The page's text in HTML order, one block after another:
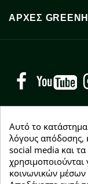
ΑΡΧΈΣ
Facebook
NEWSLETTER
Εγγραφείτε
λάβετε τα νέα
Αυτό το
λόγους απόδοσης,
social media και
χρησιμοποιούνται
κοινωνικών μέσων